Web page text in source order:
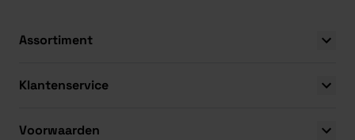
Assortiment
Klantenservice
Voorwaarden